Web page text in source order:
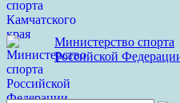
Министерство спорта
Российской